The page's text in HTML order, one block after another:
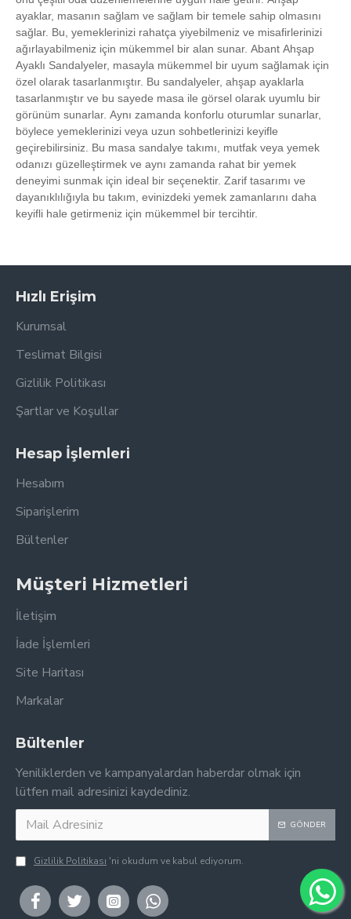
ayaklar, masanın sağlam ve sağlam bir temele sahip olmasını
sağlar. Bu, yemeklerinizi rahatça yiyebilmeniz ve misafirlerinizi
ağırlayabilmeniz için mükemmel bir alan sunar. Abant Ahşap
Ayaklı Sandalyeler, masayla mükemmel bir uyum sağlamak için
özel olarak tasarlanmıştır. Bu sandalyeler, ahşap ayaklarla
tasarlanmıştır ve bu sayede masa ile görsel olarak uyumlu bir
görünüm sunarlar. Aynı zamanda konforlu oturumlar sunarlar,
böylece yemeklerinizi veya uzun sohbetlerinizi keyifle
geçirebilirsiniz. Bu masa sandalye takımı, mutfak veya yemek
odanızı güzelleştirmek ve aynı zamanda rahat bir yemek
deneyimi sunmak için ideal bir seçenektir. Zarif tasarımı ve
dayanıklılığıyla bu takım, evinizdeki yemek zamanlarını daha
keyifli hale getirmeniz için mükemmel bir tercihtir.
Hızlı Erişim
Kurumsal
Teslimat Bilgisi
Gizlilik Politikası
Şartlar ve Koşullar
Hesap İşlemleri
Hesabım
Siparişlerim
Bültenler
Müşteri Hizmetleri
İletişim
İade İşlemleri
Site Haritası
Markalar
Bültenler
Yeniliklerden ve kampanyalardan haberdar olmak için
lütfen mail adresinizi kaydediniz.
GÖNDER
Gizlilik Politikası 'ni okudum ve kabul ediyorum.